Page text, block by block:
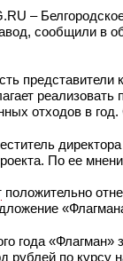
–
сообщили в
представители
реализовать
отходов в
По ее
положительно
года «Флагман»
рублей по курсу